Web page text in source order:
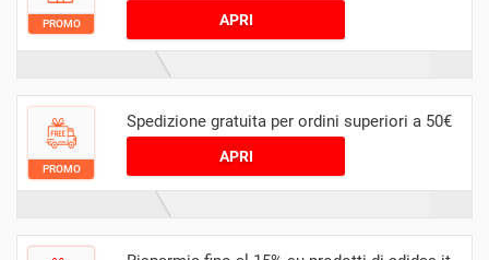
PROMO APRI
PROMO
Spedizione gratuita per ordini superiori a 50€
APRI